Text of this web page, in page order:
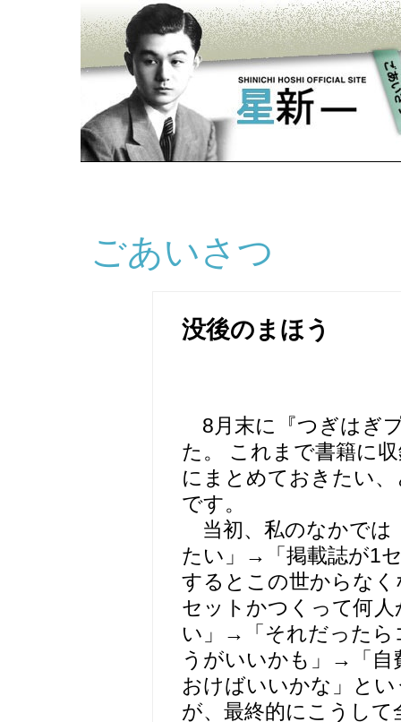
ごあいさつ
没後のまほう
8月末に『つぎはぎ
た。 これまで書籍に
にまとめておきたい
です。
当初、私のなかでは
たい」→「掲載誌が1
するとこの世からな
セットかつくって何
い」→「それだったら
うがいいかも」→「自
おけばいいかな」と
が、最終的にこうし